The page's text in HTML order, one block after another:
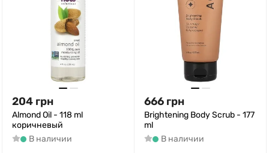
204 грн
Almond Oil - 118 ml
коричневый
В наличии
666 грн
Brightening Body Scrub - 177
ml
В наличии